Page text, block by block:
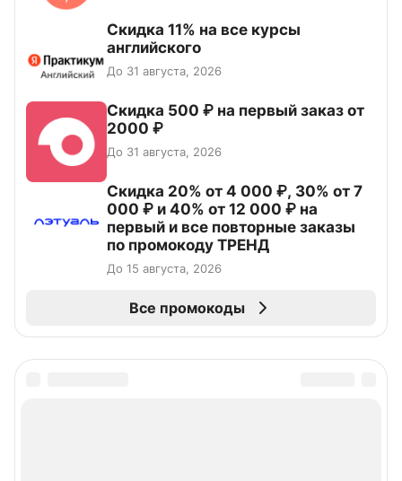
Скидка 11% на все курсы
английского
До 31 августа, 2026
Скидка 500 ₽ на первый заказ от
2000 ₽
До 31 августа, 2026
Скидка 20% от 4 000 ₽, 30% от 7
000 ₽ и 40% от 12 000 ₽ на
первый и все повторные заказы
по промокоду ТРЕНД
До 15 августа, 2026
Все промокоды